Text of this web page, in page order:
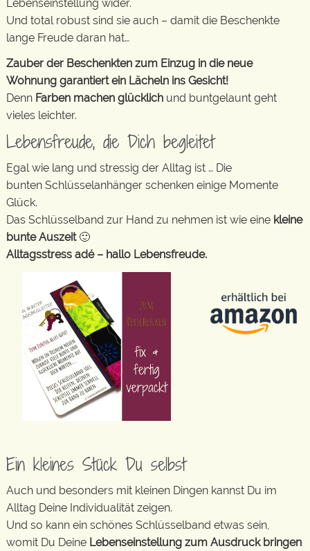
Lebenseinstellung wider.
Und total robust sind sie auch – damit die Beschenkte
lange Freude daran hat…
Zauber der Beschenkten zum Einzug in die neue
Wohnung garantiert ein Lächeln ins Gesicht!
Denn Farben machen glücklich und buntgelaunt geht
vieles leichter.
Lebensfreude, die Dich begleitet
Egal wie lang und stressig der Alltag ist … Die
bunten Schlüsselanhänger schenken einige Momente
Glück.
Das Schlüsselband zur Hand zu nehmen ist wie eine kleine
bunte Auszeit🙂
Alltagsstress adé – hallo Lebensfreude.
Ein kleines Stück Du selbst
Auch und besonders mit kleinen Dingen kannst Du im
Alltag Deine Individualität zeigen.
Und so kann ein schönes Schlüsselband etwas sein,
womit Du Deine Lebenseinstellung zum Ausdruck bringen